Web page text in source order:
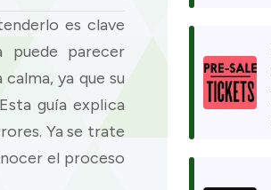
es clave
puede parecer
ya que su
guía explica
Ya se trate
el proceso